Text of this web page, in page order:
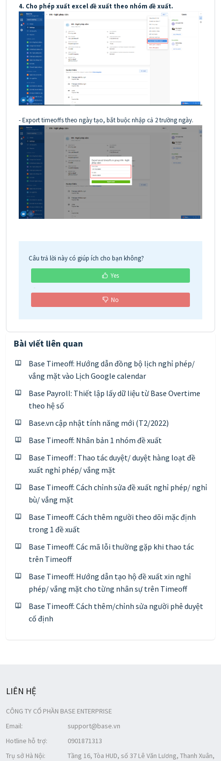
4. Cho phép xuất excel đề xuất theo nhóm đề xuất.
- Export timeoffs theo ngày tạo, bắt buộc nhập cả 2 trường ngày.
Câu trả lời này có giúp ích cho bạn không?
Yes
No
Bài viết liên quan
Base Timeoff: Hướng dẫn đồng bộ lịch nghỉ phép/
vắng mặt vào Lịch Google calendar
Base Payroll: Thiết lập lấy dữ liệu từ Base Overtime
theo hệ số
Base.vn cập nhật tính năng mới (T2/2022)
Base Timeoff: Nhân bản 1 nhóm đề xuất
Base Timeoff : Thao tác duyệt/ duyệt hàng loạt đề
xuất nghỉ phép/ vắng mặt
Base Timeoff: Cách chỉnh sửa đề xuất nghỉ phép/ nghỉ
bù/ vắng mặt
Base Timeoff: Cách thêm người theo dõi mặc định
trong 1 đề xuất
Base Timeoff: Các mã lỗi thường gặp khi thao tác
trên Timeoff
Base Timeoff: Hướng dẫn tạo hộ đề xuất xin nghỉ
phép/ vắng mặt cho từng nhân sự trên Timeoff
Base Timeoff: Cách thêm/chỉnh sửa người phê duyệt
cố định
LIÊN HỆ
CÔNG TY CỔ PHẦN BASE ENTERPRISE
Email:
support@base.vn
Hotline hỗ trợ:
0901871313
Trụ sở Hà Nội:
Tầng 16, Tòa HUD, số 37 Lê Văn Lương, Thanh Xuân,